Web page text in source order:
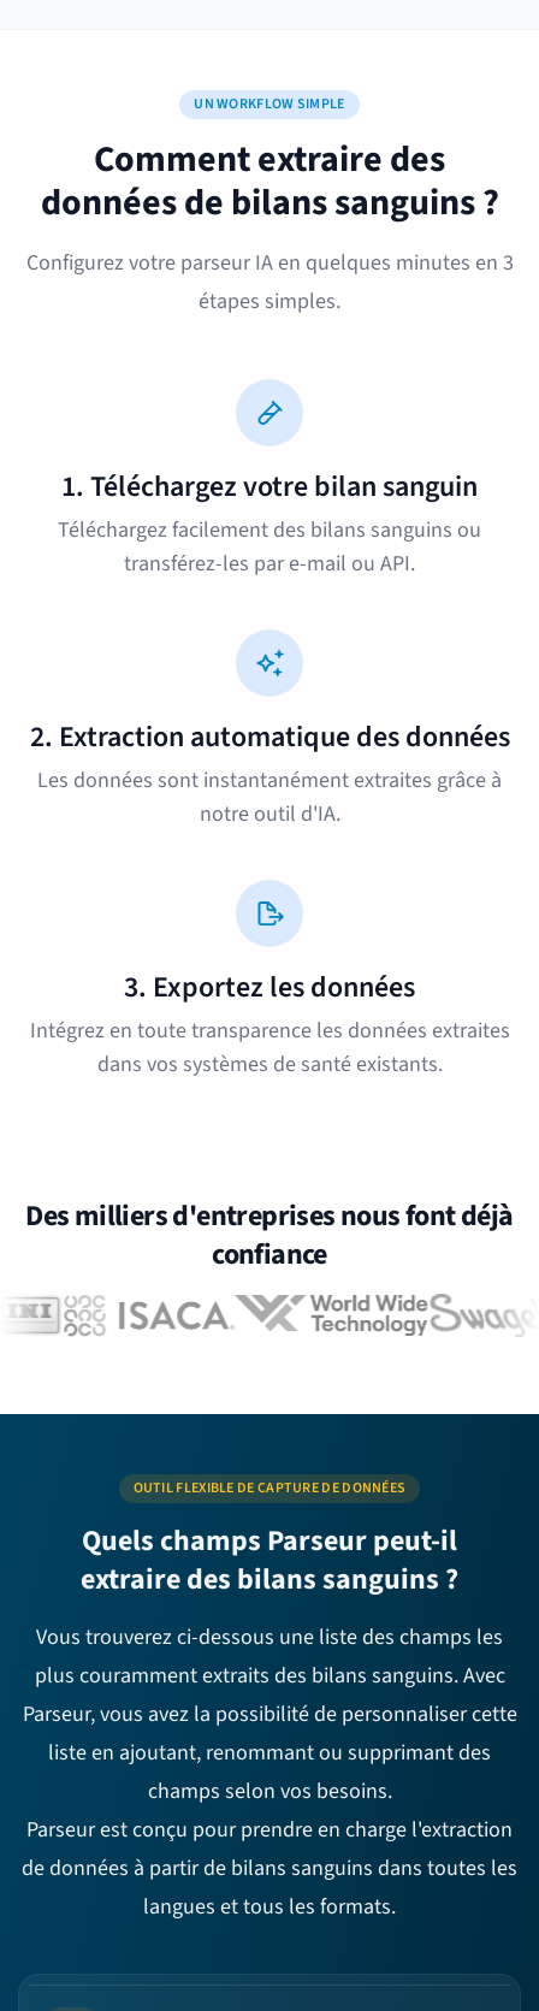
UN WORKFLOW SIMPLE
Comment extraire des
données de bilans sanguins ?
Configurez votre parseur IA en quelques minutes en 3
étapes simples.
1. Téléchargez votre bilan sanguin
Téléchargez facilement des bilans sanguins ou
transférez-les par e-mail ou API.
2. Extraction automatique des données
Les données sont instantanément extraites grâce à
notre outil d'IA.
3. Exportez les données
Intégrez en toute transparence les données extraites
dans vos systèmes de santé existants.
Des milliers d'entreprises nous font déjà
confiance
OUTIL FLEXIBLE DE CAPTURE DE DONNÉES
Quels champs Parseur peut-il
extraire des bilans sanguins ?
Vous trouverez ci-dessous une liste des champs les
plus couramment extraits des bilans sanguins. Avec
Parseur, vous avez la possibilité de personnaliser cette
liste en ajoutant, renommant ou supprimant des
champs selon vos besoins.
Parseur est conçu pour prendre en charge l'extraction
de données à partir de bilans sanguins dans toutes les
langues et tous les formats.